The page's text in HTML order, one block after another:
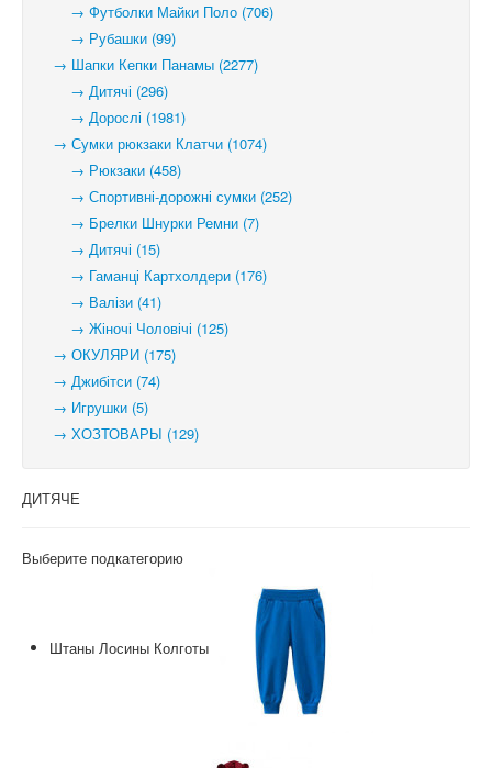
→ Футболки Майки Поло (706)
→ Рубашки (99)
→ Шапки Кепки Панамы (2277)
→ Дитячі (296)
→ Дорослі (1981)
→ Сумки рюкзаки Клатчи (1074)
→ Рюкзаки (458)
→ Спортивні-дорожні сумки (252)
→ Брелки Шнурки Ремни (7)
→ Дитячі (15)
→ Гаманці Картхолдери (176)
→ Валізи (41)
→ Жіночі Чоловічі (125)
→ ОКУЛЯРИ (175)
→ Джибітси (74)
→ Игрушки (5)
→ ХОЗТОВАРЫ (129)
ДИТЯЧЕ
Выберите подкатегорию
Штаны Лосины Колготы